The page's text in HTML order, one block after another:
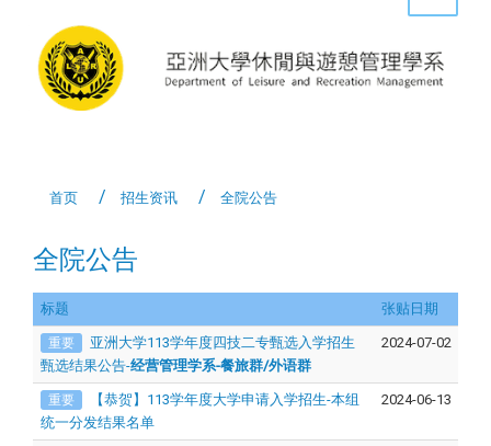
首页 招生资讯 全院公告
全院公告
标题 张贴日期
重要
亚洲大学113学年度四技二专甄选入学招生
甄选结果公告-经营管理学系-餐旅群/外语群
2024-07-02
重要
【恭贺】113学年度大学申请入学招生-本组
统一分发结果名单
2024-06-13